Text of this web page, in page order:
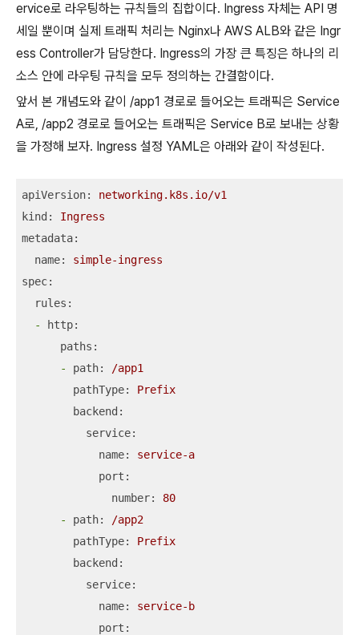
ervice로 라우팅하는 규칙들의 집합이다. Ingress 자체는 API 명
세일 뿐이며 실제 트래픽 처리는 Nginx나 AWS ALB와 같은 Ingr
ess Controller가 담당한다. Ingress의 가장 큰 특징은 하나의 리
소스 안에 라우팅 규칙을 모두 정의하는 간결함이다.
앞서 본 개념도와 같이 /app1 경로로 들어오는 트래픽은 Service
A로, /app2 경로로 들어오는 트래픽은 Service B로 보내는 상황
을 가정해 보자. Ingress 설정 YAML은 아래와 같이 작성된다.
apiVersion:
networking.k8s.io/v1
kind:
Ingress
metadata:
name:
simple-ingress
spec:
rules:
-
http:
paths:
-
path:
/app1
pathType:
Prefix
backend:
service:
name:
service-a
port:
number:
80
-
path:
/app2
pathType:
Prefix
backend:
service:
name:
service-b
port: